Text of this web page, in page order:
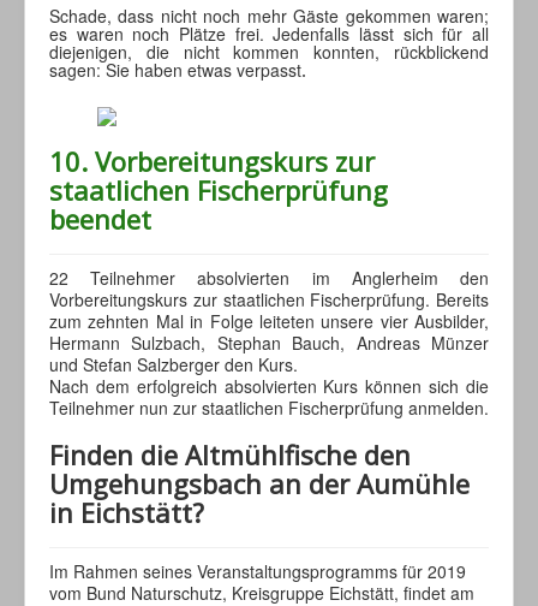
Schade, dass nicht noch mehr Gäste gekommen waren;
es waren noch Plätze frei. Jedenfalls lässt sich für all
diejenigen, die nicht kommen konnten, rückblickend
sagen: Sie haben etwas verpasst.
10. Vorbereitungskurs zur
staatlichen Fischerprüfung
beendet
22 Teilnehmer absolvierten im Anglerheim den
Vorbereitungskurs zur staatlichen Fischerprüfung. Bereits
zum zehnten Mal in Folge leiteten unsere vier Ausbilder,
Hermann Sulzbach, Stephan Bauch, Andreas Münzer
und Stefan Salzberger den Kurs.
Nach dem erfolgreich absolvierten Kurs können sich die
Teilnehmer nun zur staatlichen Fischerprüfung anmelden.
Finden die Altmühlfische den
Umgehungsbach an der Aumühle
in Eichstätt?
Im Rahmen seines Veranstaltungsprogramms für 2019
vom Bund Naturschutz, Kreisgruppe Eichstätt, findet am